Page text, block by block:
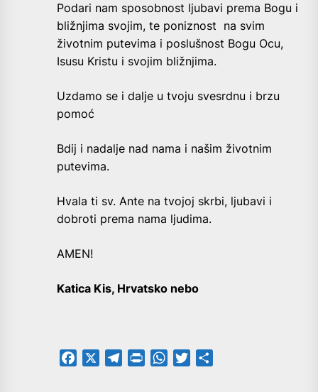
Podari nam sposobnost ljubavi prema Bogu i
bližnjima svojim, te poniznost na svim
životnim putevima i poslušnost Bogu Ocu,
Isusu Kristu i svojim bližnjima.
Uzdamo se i dalje u tvoju svesrdnu i brzu
pomoć
Bdij i nadalje nad nama i našim životnim
putevima.
Hvala ti sv. Ante na tvojoj skrbi, ljubavi i
dobroti prema nama ljudima.
AMEN!
Katica Kis, Hrvatsko nebo
Facebook TelegramPrintFriendly
WhatsApp
Twitter